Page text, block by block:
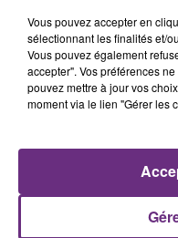
CHRISTOPHE WILLEM
Vous pouvez accepter en
sélectionnant les finalités et/
Vous pouvez également
accepter". Vos préférences
pouvez mettre à jour vos
moment via le lien "Gérer les